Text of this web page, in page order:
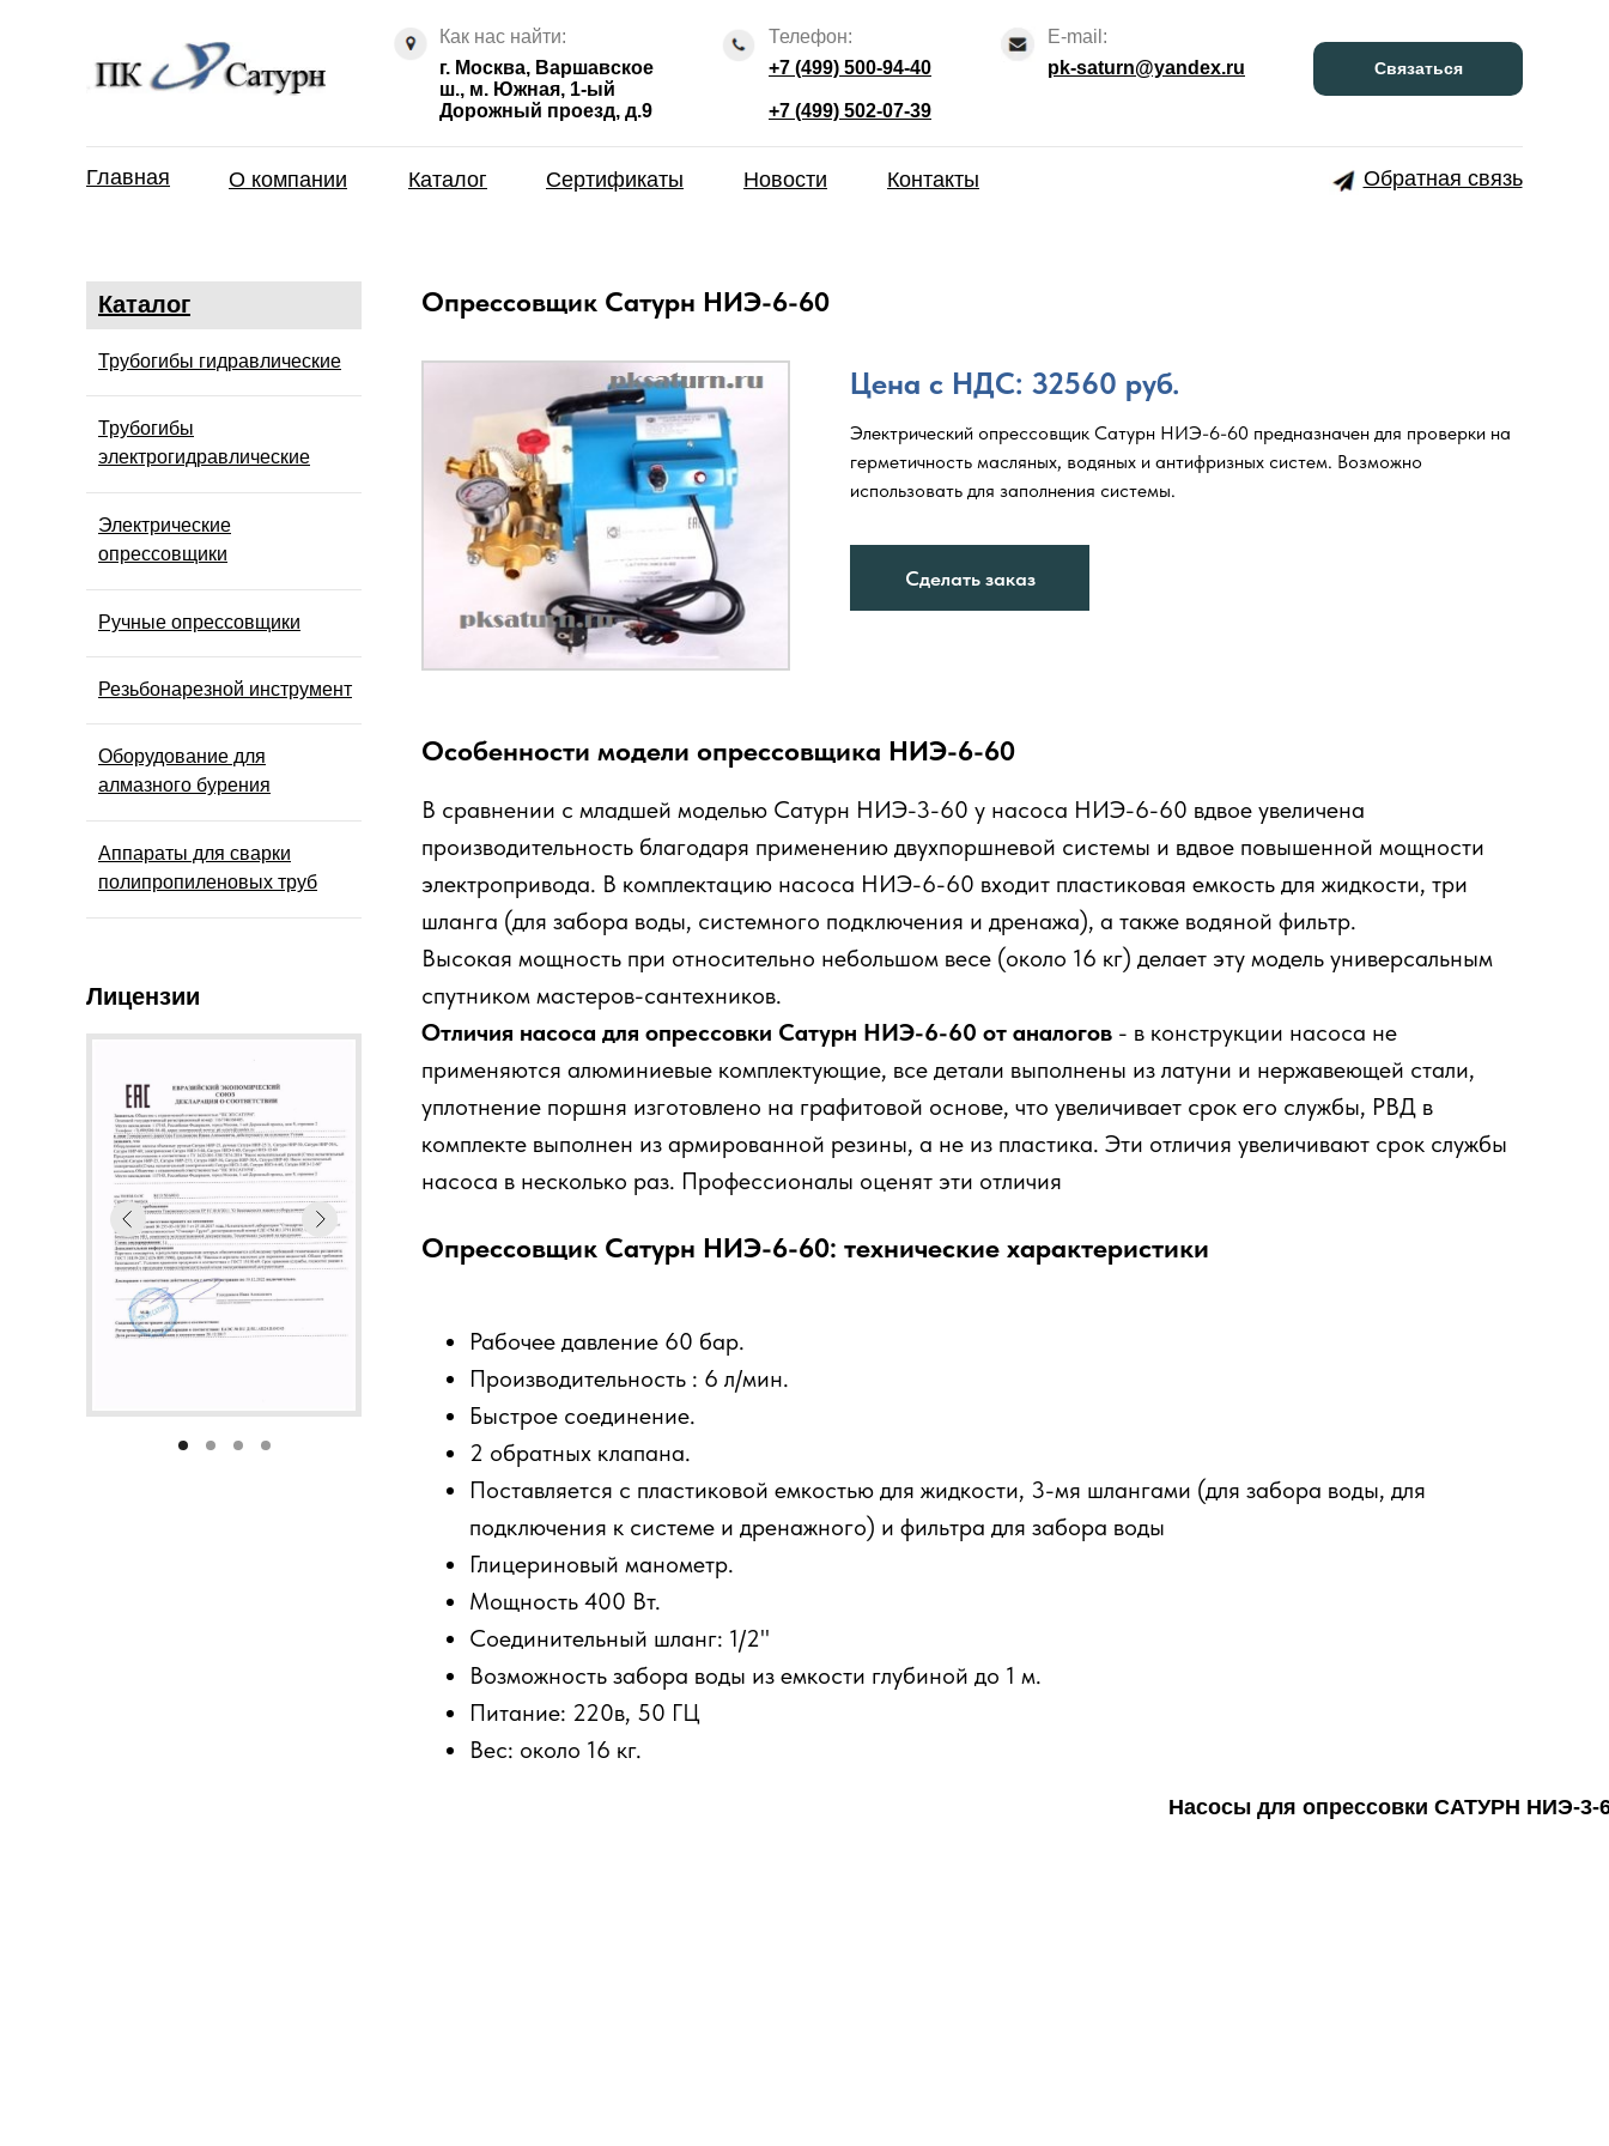
Главная Каталог
О компании Сертификаты
Связаться
Новости Контакты Обратная связь
г. Москва, Варшавское
ш., м. Южная, 1-ый
Дорожный проезд, д.9
Как нас найти:
+7 (499) 500-94-40
+7 (499) 502-07-39
Телефон:
pk-saturn@yandex.ru
E-mail:
Опрессовщик Сатурн НИЭ-6-60
Цена с НДС: 32560 руб.
В сравнении с младшей моделью Сатурн НИЭ-3-60 у насоса НИЭ-6-60 вдвое увеличена
производительность благодаря применению двухпоршневой системы и вдвое повышенной мощности
электропривода. В комплектацию насоса НИЭ-6-60 входит пластиковая емкость для жидкости, три
шланга (для забора воды, системного подключения и дренажа), а также водяной фильтр.
Высокая мощность при относительно небольшом весе (около 16 кг) делает эту модель универсальным
спутником мастеров-сантехников.
Отличия насоса для опрессовки Сатурн НИЭ-6-60 от аналогов - в конструкции насоса не
применяются алюминиевые комплектующие, все детали выполнены из латуни и нержавеющей стали,
уплотнение поршня изготовлено на графитовой основе, что увеличивает срок его службы, РВД в
комплекте выполнен из армированной резины, а не из пластика. Эти отличия увеличивают срок службы
насоса в несколько раз. Профессионалы оценят эти отличия
Особенности модели опрессовщика НИЭ-6-60
Сделать заказ
Электрический опрессовщик Сатурн НИЭ-6-60 предназначен для проверки на
герметичность масляных, водяных и антифризных систем. Возможно
использовать для заполнения системы.
Рабочее давление 60 бар.
Производительность : 6 л/мин.
Быстрое соединение.
2 обратных клапана.
Поставляется с пластиковой емкостью для жидкости, 3-мя шлангами (для забора воды, для
подключения к системе и дренажного) и фильтра для забора воды
Глицериновый манометр.
Мощность 400 Вт.
Соединительный шланг: 1/2"
Возможность забора воды из емкости глубиной до 1 м.
Питание: 220в, 50 ГЦ
Вес: около 16 кг.
Опрессовщик Сатурн НИЭ-6-60: технические характеристики
Каталог
Трубогибы гидравлические
Трубогибы
электрогидравлические
Электрические
опрессовщики
Ручные опрессовщики
Резьбонарезной инструмент
Оборудование для
алмазного бурения
Аппараты для сварки
полипропиленовых труб
Лицензии
Насосы для опрессовки САТУРН НИЭ-3-